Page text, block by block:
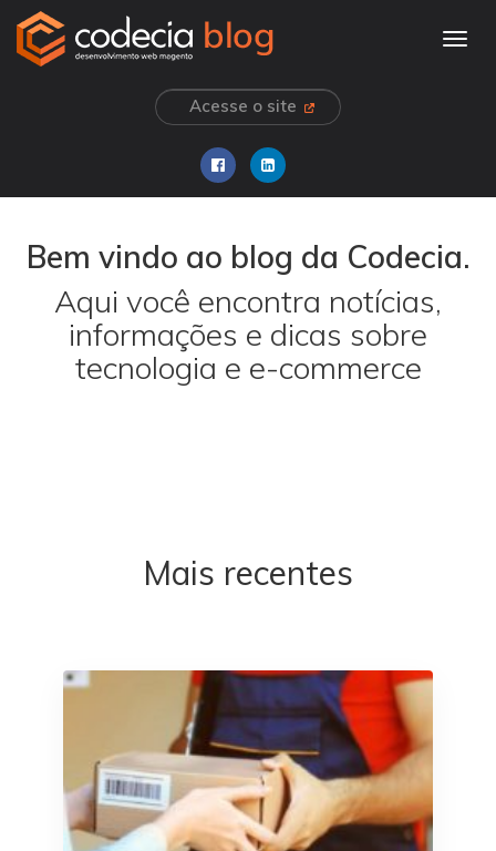
Acesse o site
Bem vindo ao blog da Codecia.
Aqui você encontra notícias,
informações e dicas sobre
tecnologia e e-commerce
Mais recentes